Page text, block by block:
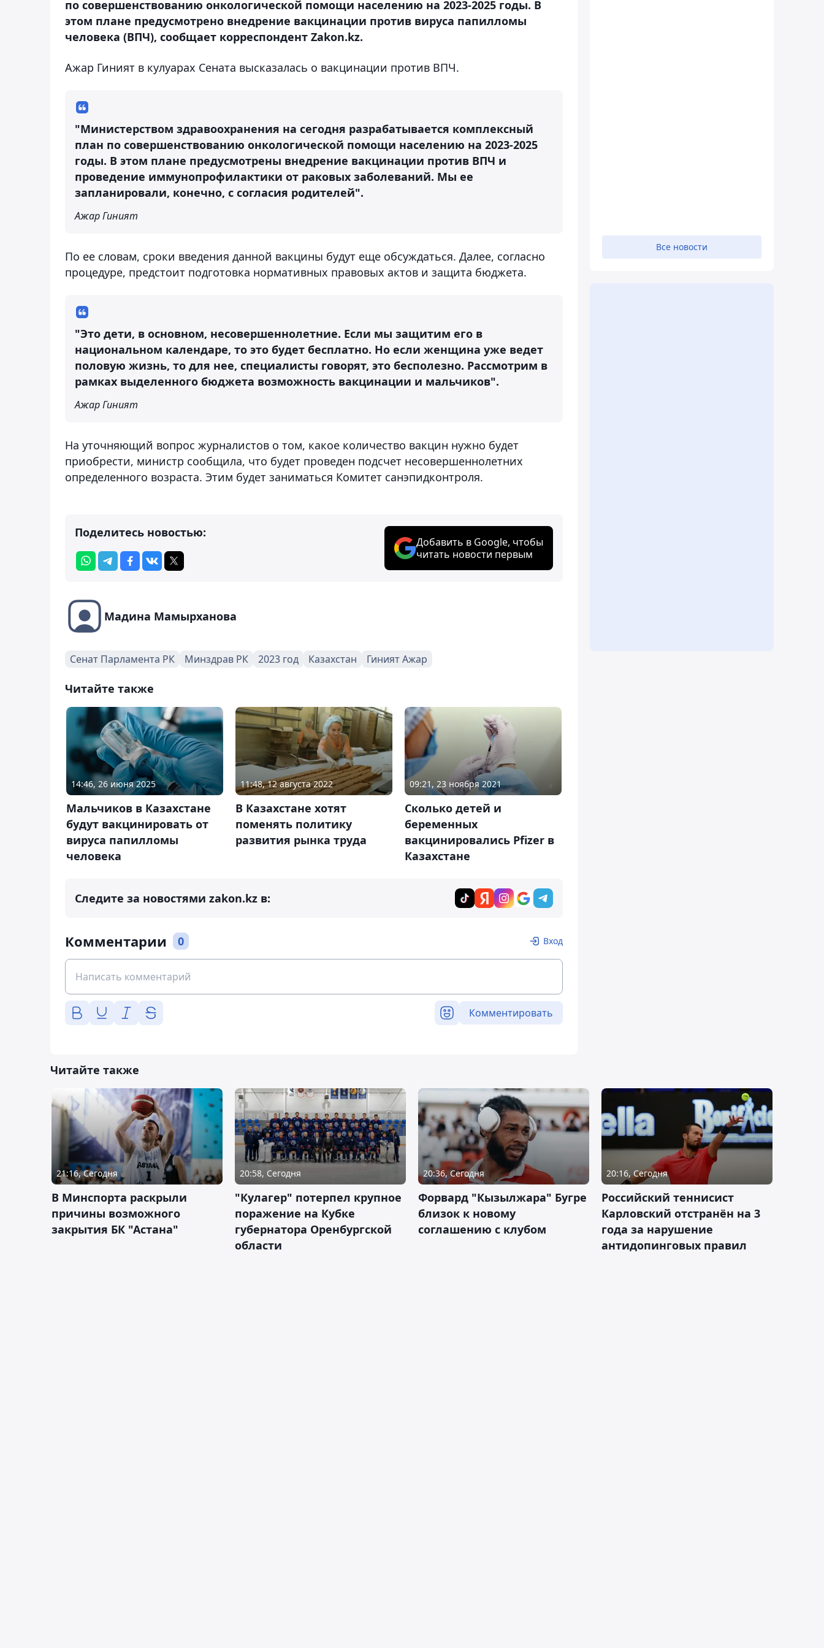
по совершенствованию онкологической помощи населению на 2023-2025 годы. В
этом плане предусмотрено внедрение вакцинации против вируса папилломы
человека (ВПЧ), сообщает корреспондент Zakon.kz.
Ажар Гиният в кулуарах Сената высказалась о вакцинации против ВПЧ.
"Министерством здравоохранения на сегодня разрабатывается комплексный
план по совершенствованию онкологической помощи населению на 2023-2025
годы. В этом плане предусмотрены внедрение вакцинации против ВПЧ и
проведение иммунопрофилактики от раковых заболеваний. Мы ее
запланировали, конечно, с согласия родителей".
Ажар Гиният
По ее словам, сроки введения данной вакцины будут еще обсуждаться. Далее, согласно
процедуре, предстоит подготовка нормативных правовых актов и защита бюджета.
"Это дети, в основном, несовершеннолетние. Если мы защитим его в
национальном календаре, то это будет бесплатно. Но если женщина уже ведет
половую жизнь, то для нее, специалисты говорят, это бесполезно. Рассмотрим в
рамках выделенного бюджета возможность вакцинации и мальчиков".
Ажар Гиният
На уточняющий вопрос журналистов о том, какое количество вакцин нужно будет
приобрести, министр сообщила, что будет проведен подсчет несовершеннолетних
определенного возраста. Этим будет заниматься Комитет санэпидконтроля.
Поделитесь новостью:
Добавить в Google, чтобы
читать новости первым
Мадина Мамырханова
Сенат Парламента РК Минздрав РК 2023 год Казахстан Гиният Ажар
Читайте также
14:46, 26 июня 2025
Мальчиков в Казахстане
будут вакцинировать от
вируса папилломы
человека
11:48, 12 августа 2022
В Казахстане хотят
поменять политику
развития рынка труда
09:21, 23 ноября 2021
Сколько детей и
беременных
вакцинировались Pfizer в
Казахстане
Следите за новостями zakon.kz в:
Комментарии 0 Вход
Комментировать
Все новости
Читайте также
21:16, Сегодня
В Минспорта раскрыли
причины возможного
закрытия БК "Астана"
20:58, Сегодня
"Кулагер" потерпел крупное
поражение на Кубке
губернатора Оренбургской
области
20:36, Сегодня
Форвард "Кызылжара" Бугре
близок к новому
соглашению с клубом
20:16, Сегодня
Российский теннисист
Карловский отстранён на 3
года за нарушение
антидопинговых правил